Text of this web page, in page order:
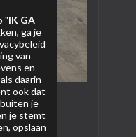
"IK GA
ga je
van
en
daarin
ook dat
je
je stemt
opslaan